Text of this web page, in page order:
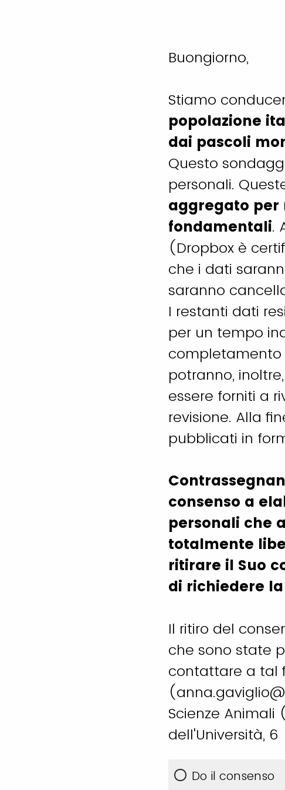
Buongiorno,
Stiamo
popolazione
dai pascoli
Questo
personali.
aggregato per
fondamentali.
(Dropbox è
che i dati
saranno
I restanti dati
per un tempo
completamento
potranno,
essere forniti a
revisione. Alla
pubblicati in
consenso a
personali che
totalmente
ritirare il Suo
di richiedere
Il ritiro del
che sono state
contattare a tal
Scienze Animali
dell'Università,
Do il consenso